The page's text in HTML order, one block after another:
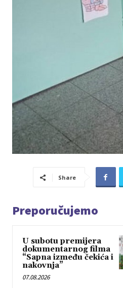
Share
Preporučujemo
U subotu premijera
dokumentarnog filma
“Sapna između čekića i
nakovnja”
07.08.2026